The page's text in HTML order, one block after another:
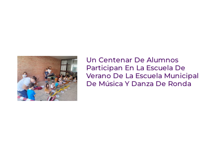
Un Centenar De Alumnos
Participan En La Escuela De
Verano De La Escuela Municipal
De Música Y Danza De Ronda